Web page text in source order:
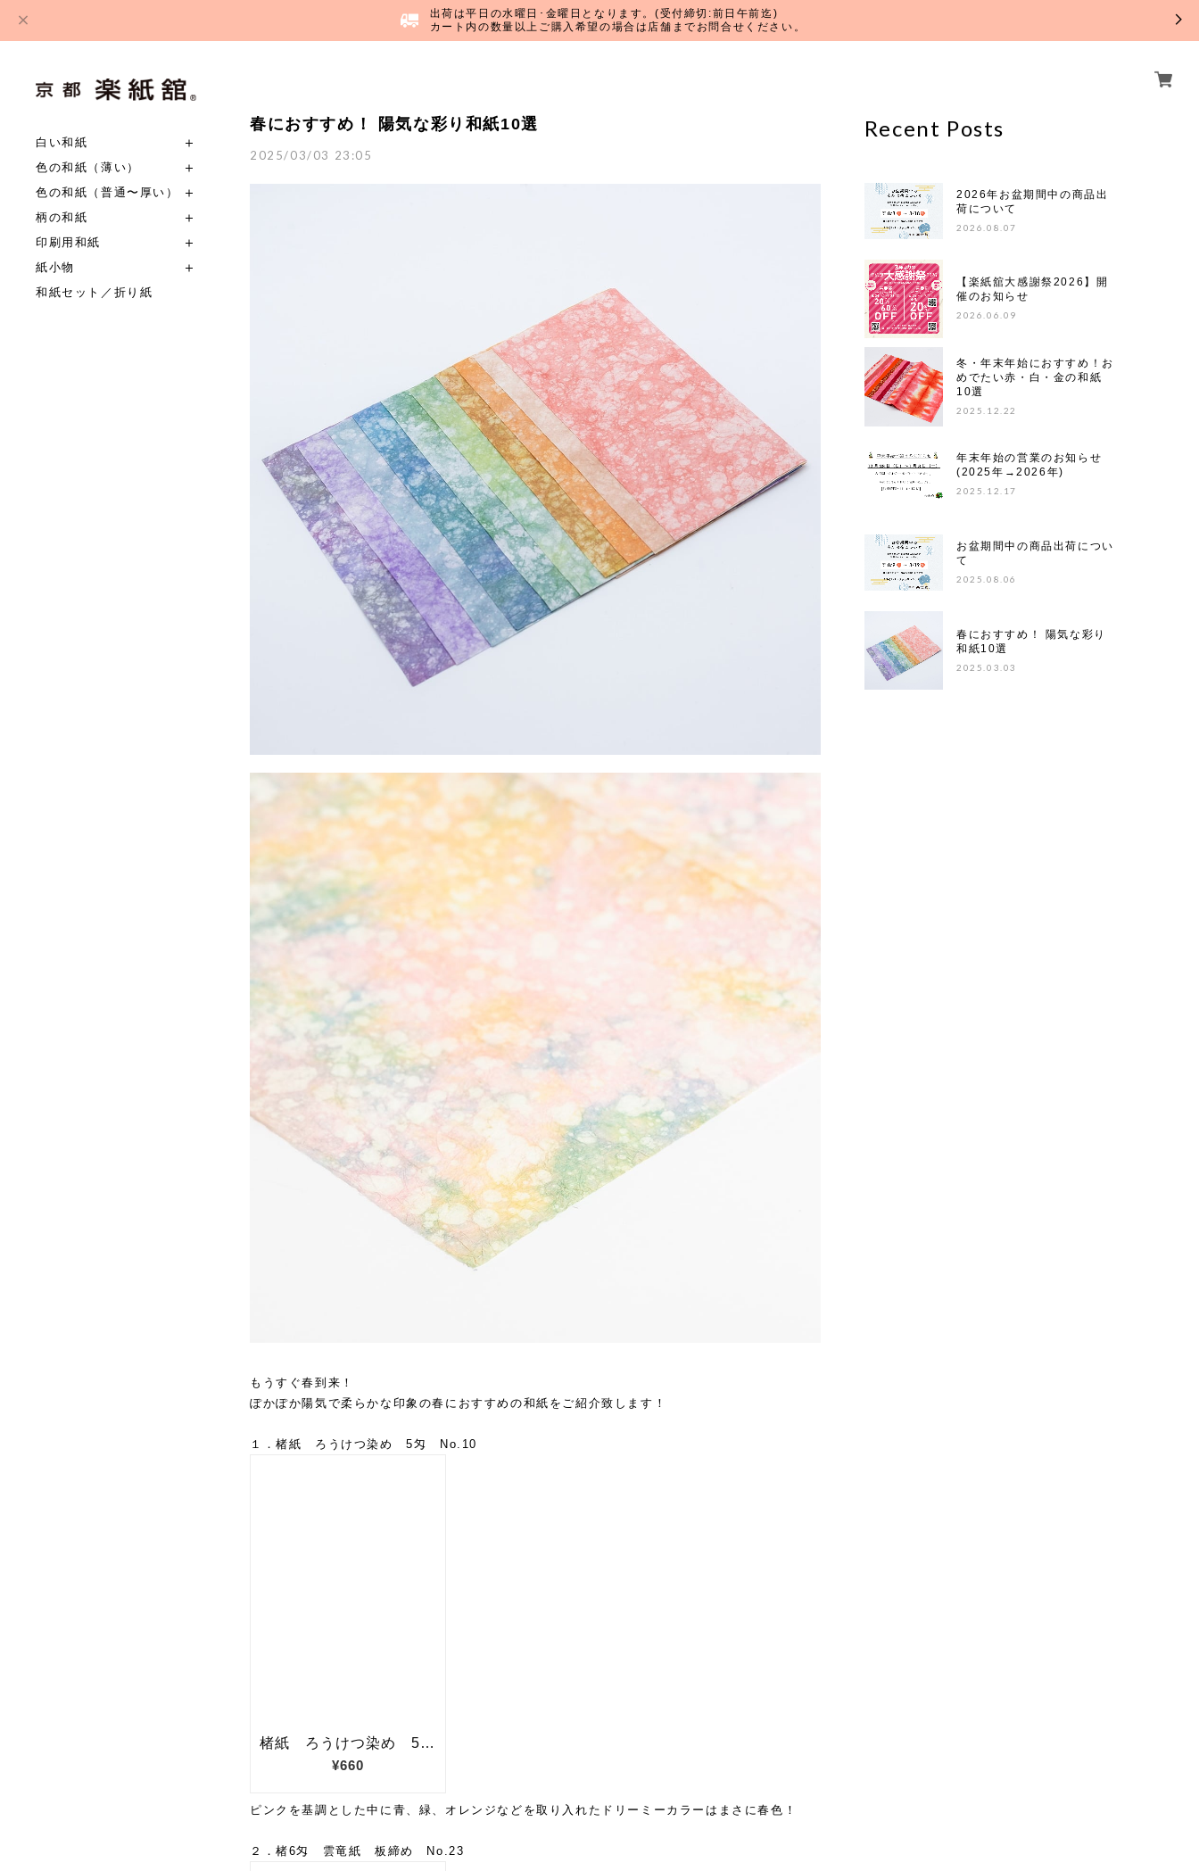
出荷は平日の水曜日･金曜日となります。(受付締切:前日午前迄)
カート内の数量以上ご購入希望の場合は店舗までお問合せください。
白い和紙
色の和紙（薄い）
色の和紙（普通〜厚い）
柄の和紙
印刷用和紙
紙小物
和紙セット／折り紙
春におすすめ！ 陽気な彩り和紙10選
2025/03/03 23:05
もうすぐ春到来！
ぽかぽか陽気で柔らかな印象の春におすすめの和紙をご紹介致します！
１．楮紙 ろうけつ染め 5匁 No.10
ピンクを基調とした中に青、緑、オレンジなどを取り入れたドリーミーカラーはまさに春色！
２．楮6匁 雲竜紙 板締め No.23
Recent Posts
2026年お盆期間中の商品出
荷について
2026.08.07
【楽紙舘大感謝祭2026】開
催のお知らせ
2026.06.09
冬・年末年始におすすめ！お
めでたい赤・白・金の和紙
10選
2025.12.22
年末年始の営業のお知らせ
(2025年→2026年)
2025.12.17
お盆期間中の商品出荷につい
て
2025.08.06
春におすすめ！ 陽気な彩り
和紙10選
2025.03.03